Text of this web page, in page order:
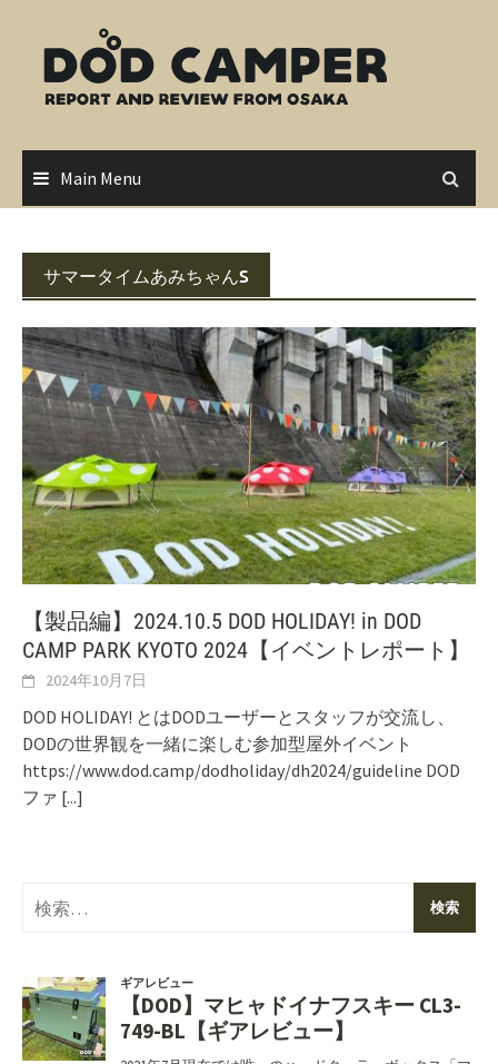
content
Main Menu
サマータイムあみちゃんS
【製品編】2024.10.5 DOD HOLIDAY! in DOD
CAMP PARK KYOTO 2024【イベントレポート】
2024年10月7日
DOD HOLIDAY! とはDODユーザーとスタッフが交流し、
DODの世界観を一緒に楽しむ参加型屋外イベント
https://www.dod.camp/dodholiday/dh2024/guideline DOD
ファ [...]
検
索: